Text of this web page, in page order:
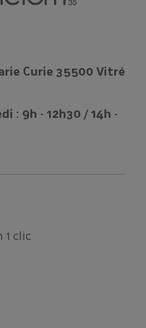
Curie 35500 Vitré
: 9h - 12h30 / 14h -
1 clic